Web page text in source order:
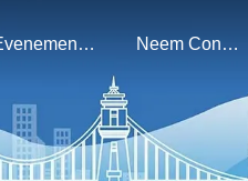
Evenementen Neem Contact Met Ons Op